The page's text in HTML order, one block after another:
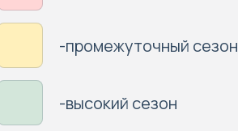
-промежуточный сезон
-высокий сезон